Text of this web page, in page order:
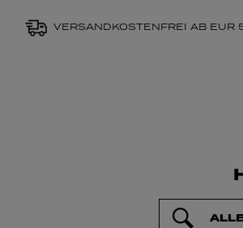
VERSANDKOSTENFREI AB EUR